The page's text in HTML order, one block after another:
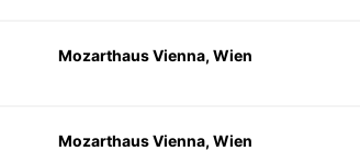
Mozarthaus Vienna, Wien
Mozarthaus Vienna, Wien